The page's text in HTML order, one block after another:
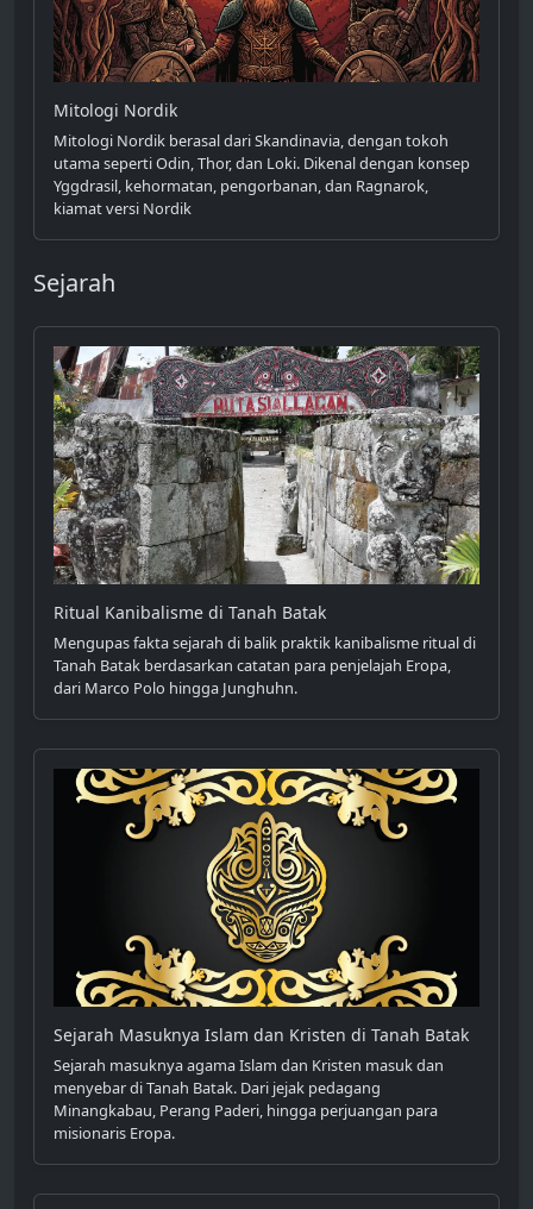
Mitologi Nordik
Mitologi Nordik berasal dari Skandinavia, dengan tokoh
utama seperti Odin, Thor, dan Loki. Dikenal dengan konsep
Yggdrasil, kehormatan, pengorbanan, dan Ragnarok,
kiamat versi Nordik
Sejarah
Ritual Kanibalisme di Tanah Batak
Mengupas fakta sejarah di balik praktik kanibalisme ritual di
Tanah Batak berdasarkan catatan para penjelajah Eropa,
dari Marco Polo hingga Junghuhn.
Sejarah Masuknya Islam dan Kristen di Tanah Batak
Sejarah masuknya agama Islam dan Kristen masuk dan
menyebar di Tanah Batak. Dari jejak pedagang
Minangkabau, Perang Paderi, hingga perjuangan para
misionaris Eropa.